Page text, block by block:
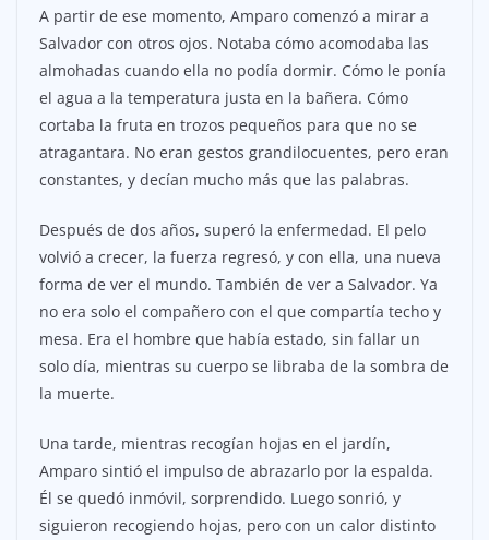
A partir de ese momento, Amparo comenzó a mirar a
Salvador con otros ojos. Notaba cómo acomodaba las
almohadas cuando ella no podía dormir. Cómo le ponía
el agua a la temperatura justa en la bañera. Cómo
cortaba la fruta en trozos pequeños para que no se
atragantara. No eran gestos grandilocuentes, pero eran
constantes, y decían mucho más que las palabras.
Después de dos años, superó la enfermedad. El pelo
volvió a crecer, la fuerza regresó, y con ella, una nueva
forma de ver el mundo. También de ver a Salvador. Ya
no era solo el compañero con el que compartía techo y
mesa. Era el hombre que había estado, sin fallar un
solo día, mientras su cuerpo se libraba de la sombra de
la muerte.
Una tarde, mientras recogían hojas en el jardín,
Amparo sintió el impulso de abrazarlo por la espalda.
Él se quedó inmóvil, sorprendido. Luego sonrió, y
siguieron recogiendo hojas, pero con un calor distinto